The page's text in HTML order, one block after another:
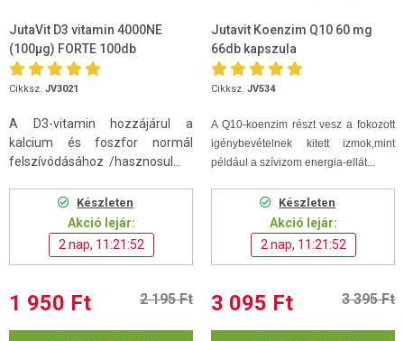
JutaVit D3 vitamin 4000NE
(100µg) FORTE 100db
Cikksz. JV3021
A D3-vitamin hozzájárul a
kalcium és foszfor normál
felszívódásához /hasznosul...
Készleten
Akció lejár:
2 nap, 11:21:52
1 950 Ft 2 195 Ft
Jutavit Koenzim Q10 60 mg
66db kapszula
Cikksz. JV534
A Q10-koenzim részt vesz a fokozott
igénybevételnek kitett izmok,mint
például a szívizom energia-ellát...
Készleten
Akció lejár:
2 nap, 11:21:52
3 095 Ft 3 395 Ft